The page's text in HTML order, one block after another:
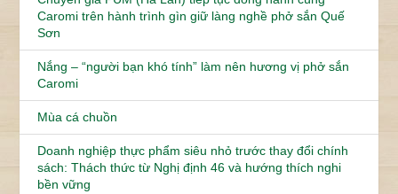
Caromi trên hành trình gìn giữ làng nghề phở sắn Quế
Sơn
Nắng – “người bạn khó tính” làm nên hương vị phở sắn
Caromi
Mùa cá chuồn
Doanh nghiệp thực phẩm siêu nhỏ trước thay đổi chính
sách: Thách thức từ Nghị định 46 và hướng thích nghi
bền vững